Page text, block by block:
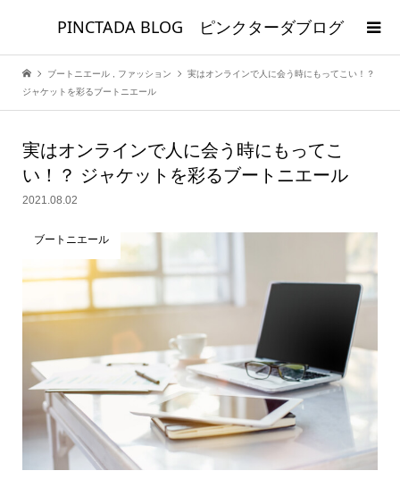
PINCTADA BLOG ピンクターダブログ
ブートニエール ファッション
実はオンラインで人に会う時にもってこい！？
ジャケットを彩るブートニエール
実はオンラインで人に会う時にもってこ
い！？ ジャケットを彩るブートニエール
2021.08.02
ブートニエール